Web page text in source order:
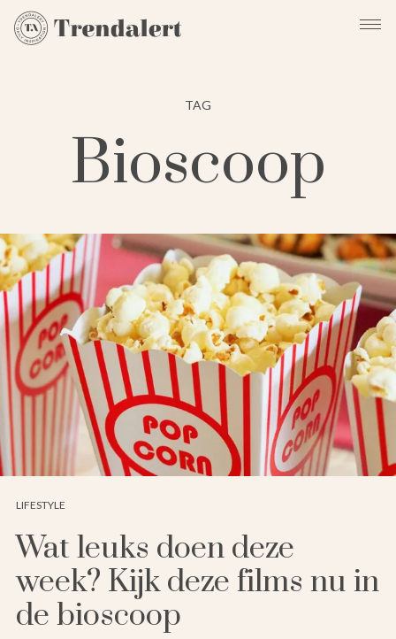
TAG
Bioscoop
LIFESTYLE
Wat leuks doen deze
week? Kijk deze films nu in
de bioscoop